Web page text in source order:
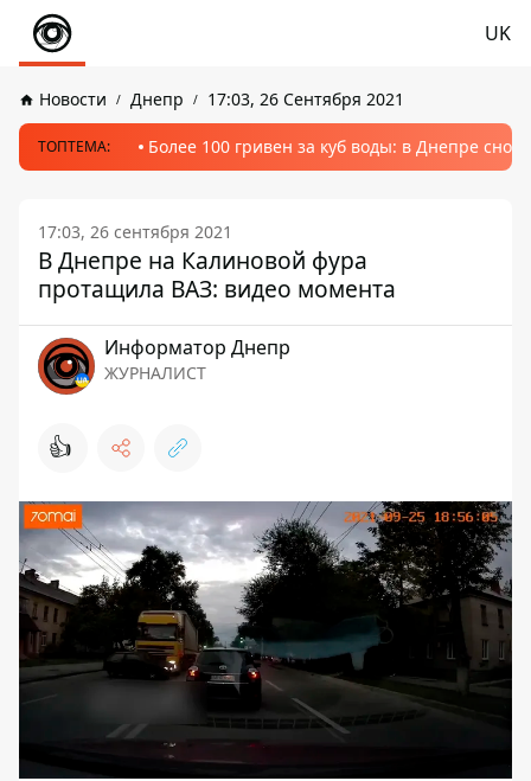
UK
Новости Днепр 17:03, 26 Сентября 2021
ТОПТЕМА: Более 100 гривен за куб воды: в Днепре
17:03, 26 сентября 2021
В Днепре на Калиновой фура
протащила ВАЗ: видео момента
Информатор Днепр
ЖУРНАЛИСТ
👍